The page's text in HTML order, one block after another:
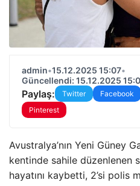
admin•15.12.2025 15:07•
Güncellendi: 15.12.2025
Paylaş: Twitter Facebook
Pinterest
Avustralya’nın Yeni Güney
kentinde sahile düzenlenen
hayatını kaybetti, 2’si polis